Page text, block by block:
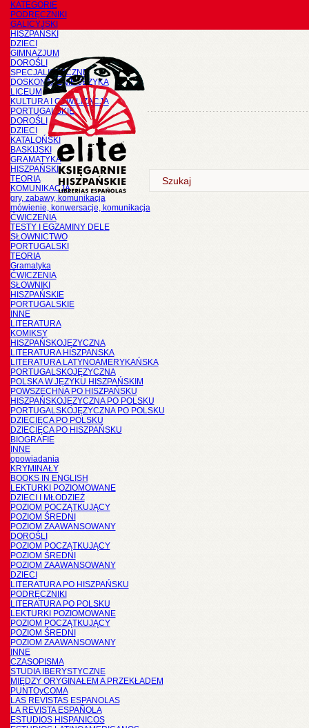
KATEGORIE
PODRĘCZNIKI
GALICYJSKI
HISZPAŃSKI
DZIECI
GIMNAZJUM
DOROŚLI
SPECJALISTYCZNE
DOSKONALENIE JĘZYKA
LICEUM
KULTURA I CYWILIZACJA
PORTUGALSKIE
DOROŚLI
DZIECI
KATALOŃSKI
BASKIJSKI
GRAMATYKA
HISZPAŃSKI
TEORIA
KOMUNIKACJA
gry, zabawy, komunikacja
mówienie, konwersacje, komunikacja
ĆWICZENIA
TESTY I EGZAMINY DELE
SŁOWNICTWO
PORTUGALSKI
TEORIA
Gramatyka
ĆWICZENIA
SŁOWNIKI
HISZPAŃSKIE
PORTUGALSKIE
INNE
LITERATURA
KOMIKSY
HISZPAŃSKOJĘZYCZNA
LITERATURA HISZPANSKA
LITERATURA LATYNOAMERYKAŃSKA
PORTUGALSKOJĘZYCZNA
POLSKA W JĘZYKU HISZPAŃSKIM
POWSZECHNA PO HISZPAŃSKU
HISZPAŃSKOJĘZYCZNA PO POLSKU
PORTUGALSKOJĘZYCZNA PO POLSKU
DZIECIĘCA PO POLSKU
DZIECIĘCA PO HISZPAŃSKU
BIOGRAFIE
INNE
opowiadania
KRYMINAŁY
BOOKS IN ENGLISH
LEKTURKI POZIOMOWANE
DZIECI I MŁODZIEŻ
POZIOM POCZĄTKUJĄCY
POZIOM ŚREDNI
POZIOM ZAAWANSOWANY
DOROŚLI
POZIOM POCZĄTKUJĄCY
POZIOM ŚREDNI
POZIOM ZAAWANSOWANY
DZIECI
LITERATURA PO HISZPAŃSKU
PODRĘCZNIKI
LITERATURA PO POLSKU
LEKTURKI POZIOMOWANE
POZIOM POCZĄTKUJĄCY
POZIOM ŚREDNI
POZIOM ZAAWANSOWANY
INNE
CZASOPISMA
STUDIA IBERYSTYCZNE
MIĘDZY ORYGINAŁEM A PRZEKŁADEM
PUNTOyCOMA
LAS REVISTAS ESPANOLAS
LA REVISTA ESPAÑOLA
ESTUDIOS HISPANICOS